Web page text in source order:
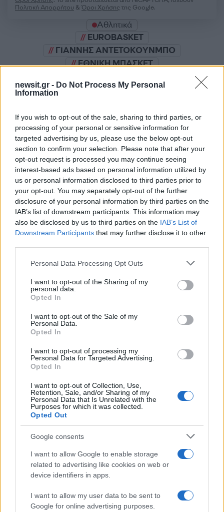
newsit.gr - Do Not Process My Personal
Information
If you wish to opt-out of the sale, sharing to third parties, or
processing of your personal or sensitive information for
targeted advertising by us, please use the below opt-out
section to confirm your selection. Please note that after your
opt-out request is processed you may continue seeing
interest-based ads based on personal information utilized by
us or personal information disclosed to third parties prior to
your opt-out. You may separately opt-out of the further
disclosure of your personal information by third parties on the
IAB’s list of downstream participants. This information may
also be disclosed by us to third parties on the IAB’s List of
Downstream Participants that may further disclose it to other
Please note that this website/app uses one or more Google
not limited to your visit or usage behaviour. You may click to
grant or deny consent to Google and its third-party tags to
use your data for below specified purposes in below Google
consent section.
Personal Data Processing Opt Outs
I want to opt-out of the Sharing of my
personal data.
Opted In
I want to opt-out of the Sale of my
Personal Data.
Opted In
I want to opt-out of processing my
Personal Data for Targeted Advertising.
Opted In
I want to opt-out of Collection, Use,
Retention, Sale, and/or Sharing of my
Personal Data that Is Unrelated with the
Purposes for which it was collected.
Opted Out
Google consents
I want to allow Google to enable storage
related to advertising like cookies on web or
device identifiers in apps.
I want to allow my user data to be sent to
Google for online advertising purposes.
Πολιτική Απορρήτου &Όροι Χρήσης της Google.
Αθλητικά
EUROBASKET
ΓΙΑΝΝΗΣ ΑΝΤΕΤΟΚΟΥΝΜΠΟ
ΕΘΝΙΚΗ ΜΠΑΣΚΕΤ
Share:
ενημερωθείτε πρώτοι για όλη την ειδησεογραφία και τα
τελευταία νέατης ημέρας
Πιο δημοφιλή
1 Σέρρες: Βίντεο ντοκουμέντο από το
τροχαίο με νεκρούς μητέρα και γιο – Ο
οδηγός του φορτηγού κατέγραψε τη
σύγκρουση
απολογηθεί την Τρίτη – «Είναι αθώα,
100.000 άτομα»
Σίντνεϊ Τάουλ: Πέθανε σε ηλικία 26 ετών η
με τον καρκίνο
Λένα Σαμαρά: Συγκίνηση στο μνημόσυνο
για τον έναν χρόνο από τον θάνατο της
κόρης του Αντώνη Σαμαρά
Μεταφορές χρημάτων: Πότε μπορεί να
θεωρηθούν δωρεές και να επιβληθεί φόρος
– Τι ισχυεί για τις γονικές παροχές
Πιο σχολιασμένα
Έφυγαν οι συνεργάτες, μένει η Μαρία
«Ελπίδα για τη Δημοκρατία»
Canadair 515: Οι πρώτες εικόνες από την
κατασκευή του αεροσκάφους που θα
φωτιάς